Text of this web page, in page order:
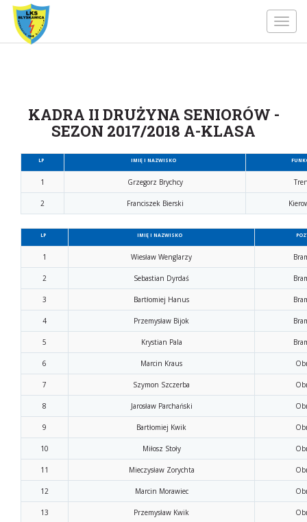
KADRA II DRUŻYNA SENIORÓW -
SEZON 2017/2018 A-KLASA
LP IMIĘ I NAZWISKO
1 Grzegorz Brychcy
2 Franciszek Bierski
LP IMIĘ I NAZWISKO
1 Wiesław Wenglarzy
2 Sebastian Dyrdaś
3 Bartłomiej Hanus
4 Przemysław Bijok
5 Krystian Pala
6 Marcin Kraus
7 Szymon Szczerba
8 Jarosław Parchański
9 Bartłomiej Kwik
10 Miłosz Stoły
11 Mieczysław Zorychta
12 Marcin Morawiec
13 Przemysław Kwik